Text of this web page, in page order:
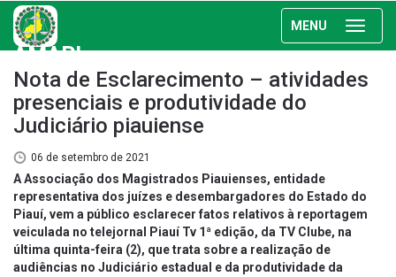
MENU
AMAPI
Nota de Esclarecimento – atividades
presenciais e produtividade do
Judiciário piauiense
06 de setembro de 2021
A Associação dos Magistrados Piauienses, entidade
representativa dos juízes e desembargadores do Estado do
Piauí, vem a público esclarecer fatos relativos à reportagem
veiculada no telejornal Piauí Tv 1ª edição, da TV Clube, na
última quinta-feira (2), que trata sobre a realização de
audiências no Judiciário estadual e da produtividade da